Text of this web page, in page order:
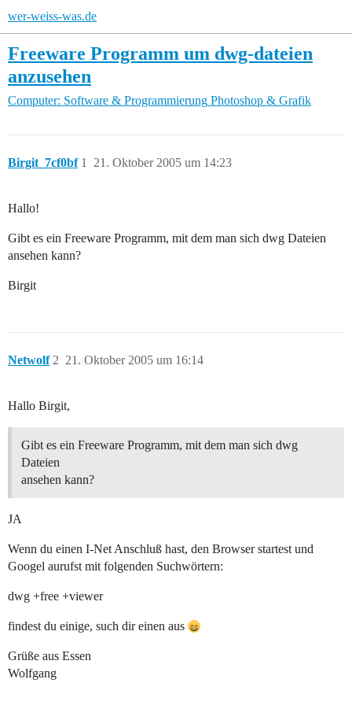
wer-weiss-was.de
Freeware Programm um dwg-dateien
anzusehen
Computer: Software & Programmierung Photoshop & Grafik
Birgit_7cf0bf 21. Oktober 2005 um 14:23
1
Hallo!
Gibt es ein Freeware Programm, mit dem man sich dwg Dateien
ansehen kann?
Birgit
Netwolf 21. Oktober 2005 um 16:14
2
Hallo Birgit,
Gibt es ein Freeware Programm, mit dem man sich dwg
Dateien
ansehen kann?
JA
Wenn du einen I-Net Anschluß hast, den Browser startest und
Googel aurufst mit folgenden Suchwörtern:
dwg +free +viewer
findest du einige, such dir einen aus
Grüße aus Essen
Wolfgang